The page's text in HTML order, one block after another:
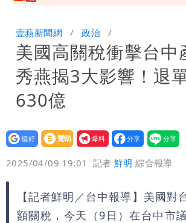
券
慈濟買BNT遭詐10億元
很多謹慎判斷當時未被理
壹蘋新聞網 政治
美國高關稅衝擊台
秀燕揭3大影響！退
630億
設為
贊助
我要
爆料
2025/04/09 19:01 記者鮮明 綜合報導
【記者鮮明／台中報導】美國對
額關稅，今天（9日）在台中市